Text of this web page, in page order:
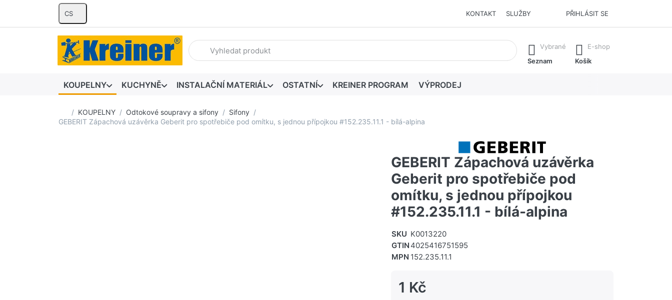
CS KONTAKT SLUŽBY PŘIHLÁSIT SE
Zadejte hledaný výraz. První výsledky se zobrazí automaticky při zadávání. Stisknutím klávesy Enter vyvoláte všechny výsledky.
Vybrané
Seznam
E-shop
Košík
KOUPELNY KUCHYNĚ INSTALAČNÍ MATERIÁL OSTATNÍ KREINER PROGRAM VÝPRODEJ
Domovská stránka
KOUPELNY Odtokové soupravy a sifony
Sifony
GEBERIT Zápachová uzávěrka Geberit pro spotřebiče pod omítku, s jednou přípojkou #152.235.11.1 - bílá-alpina
GEBERIT Zápachová uzávěrka
Geberit pro spotřebiče pod
omítku, s jednou přípojkou
#152.235.11.1 - bílá-alpina
SKU K0013220
GTIN 4025416751595
MPN 152.235.11.1
1 Kč